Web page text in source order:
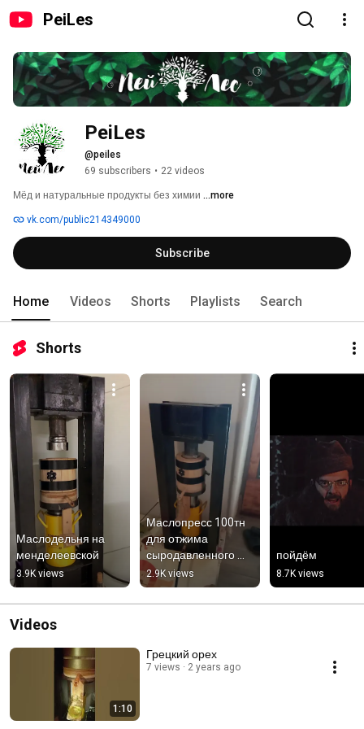
PeiLes
PeiLes
@peiles
69 subscribers • 22 videos
Мёд и натуральные продукты без химии ...more
vk.com/public214349000
Subscribe
Home Videos Shorts Playlists Search
Shorts
Маслодельня на
менделеевской
3.9K views
Маслопресс 100тн
для отжима
сыродавленного
масла
2.9K views
пойдём
8.7K views
Videos
1:10
Грецкий орех
7 views 2 years ago